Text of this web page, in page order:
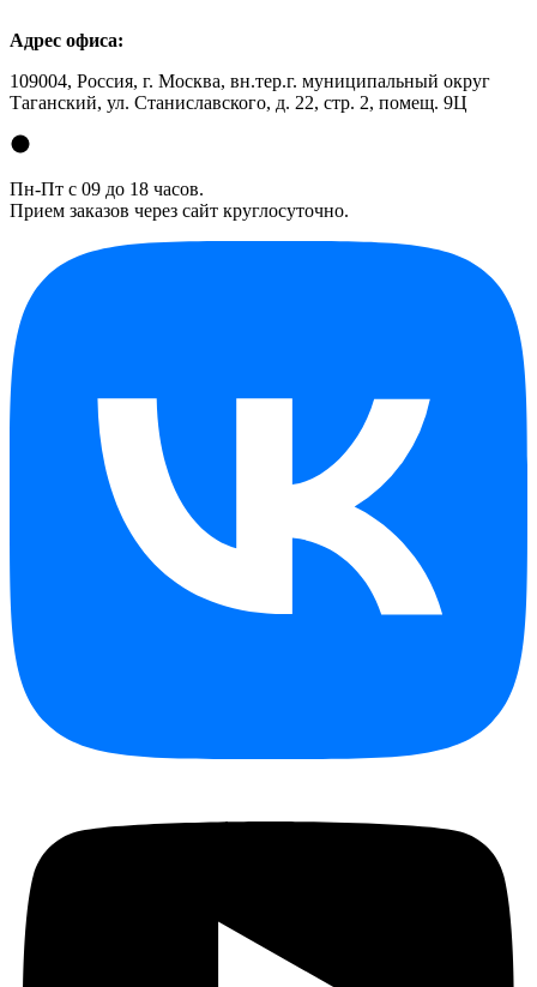
Адрес офиса:
109004, Россия, г. Москва, вн.тер.г. муниципальный округ
Таганский, ул. Станиславского, д. 22, стр. 2, помещ. 9Ц
Пн-Пт с 09 до 18 часов.
Прием заказов через сайт круглосуточно.